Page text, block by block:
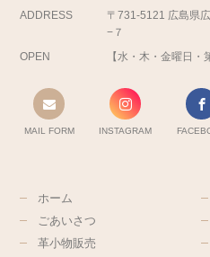
ADDRESS
〒731-5121 広島県
−７
OPEN
【水・木・金曜日
MAIL FORM INSTAGRAM
ホーム
ごあいさつ
革小物販売